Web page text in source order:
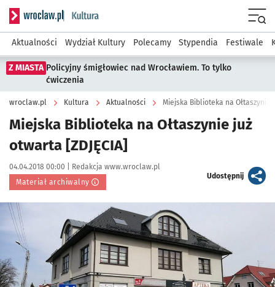
Serwis informacyjny wroclaw.pl podserwis: Kultura
Aktualności Wydział Kultury Polecamy Stypendia Festiwale
Z MIASTA Policyjny śmigłowiec nad Wrocławiem. To tylko
ćwiczenia
wroclaw.pl Kultura Aktualności Miejska Biblioteka na Ołtaszynie
Miejska Biblioteka na Ołtaszynie już
otwarta [ZDJĘCIA]
Data publikacji:
04.04.2018 00:00 | Autor:
Redakcja www.wroclaw.pl
Materiał archiwalny
Udostępnijartykuł
Kliknij, aby powiększyć